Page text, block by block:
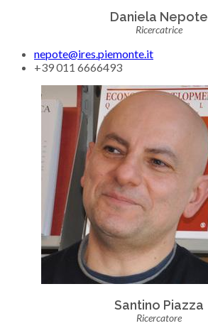
Daniela Nepote
Ricercatrice
nepote@ires.piemonte.it
+39 011 6666493
Santino Piazza
Ricercatore